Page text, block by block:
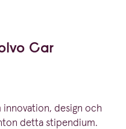
Car
innovation, design och
detta stipendium.